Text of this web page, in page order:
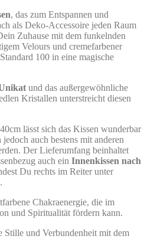
, das zum Entspannen und
als Deko-Accessoire jeden Raum
Zuhause mit dem funkelnden
Velours und cremefarbener
100 in eine magische
kat und das außergewöhnliche
Kristallen unterstreicht diesen
lässt sich das Kissen wunderbar
auch bestens mit anderen
Der Lieferumfang beinhaltet
auch ein Innenkissen nach
Du rechts im Reiter unter
Chakraenergie, die im
und Spiritualität fördern kann.
Stille und Verbundenheit mit dem